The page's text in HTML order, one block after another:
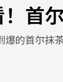
首
的首尔抹